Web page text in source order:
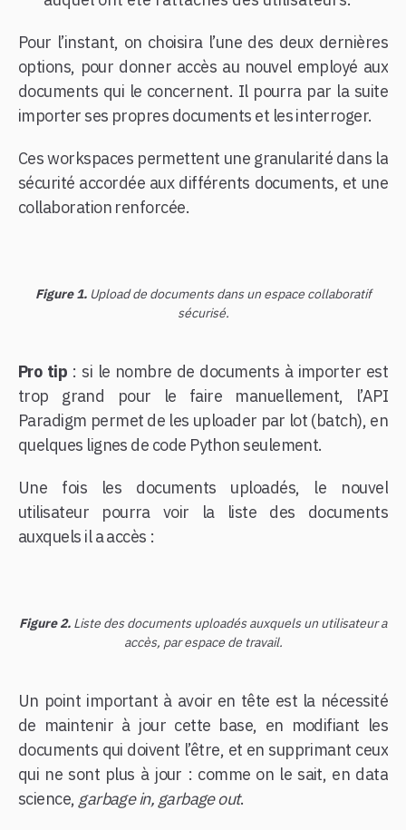
Pour l’instant, on choisira l’une des deux dernières
options, pour donner accès au nouvel employé aux
documents qui le concernent. Il pourra par la suite
importer ses propres documents et les interroger.
Ces workspaces permettent une granularité dans la
sécurité accordée aux différents documents, et une
collaboration renforcée.
Figure 1. Upload de documents dans un espace collaboratif
sécurisé.
Pro tip : si le nombre de documents à importer est
trop grand pour le faire manuellement, l’API
Paradigm permet de les uploader par lot (batch), en
quelques lignes de code Python seulement.
Une fois les documents uploadés, le nouvel
utilisateur pourra voir la liste des documents
auxquels il a accès :
Figure 2. Liste des documents uploadés auxquels un utilisateur a
accès, par espace de travail.
Un point important à avoir en tête est la nécessité
de maintenir à jour cette base, en modifiant les
documents qui doivent l’être, et en supprimant ceux
qui ne sont plus à jour : comme on le sait, en data
science, garbage in, garbage out.